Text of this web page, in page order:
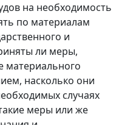
на необходимость
по материалам
и
ли меры,
насколько они
случаях
меры или же